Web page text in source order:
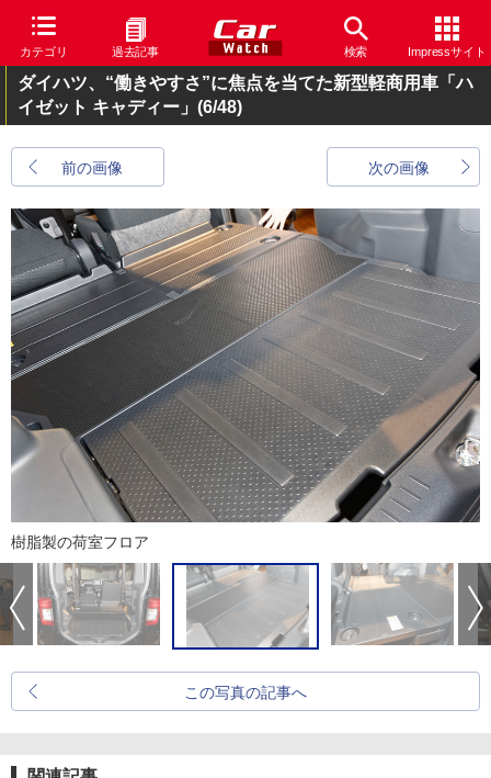
カテゴリ 過去記事 検索 Impressサイト
ダイハツ、“働きやすさ”に焦点を当てた新型軽商用車「ハ
イゼット キャディー」 (6/48)
前の画像 次の画像
樹脂製の荷室フロア
この写真の記事へ